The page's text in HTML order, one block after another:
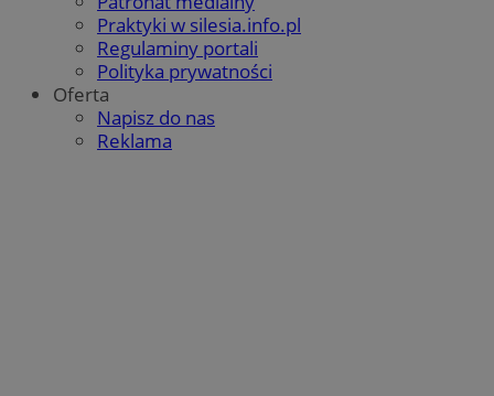
Praktyki w silesia.info.pl
Regulaminy portali
Polityka prywatności
Oferta
Napisz do nas
Reklama